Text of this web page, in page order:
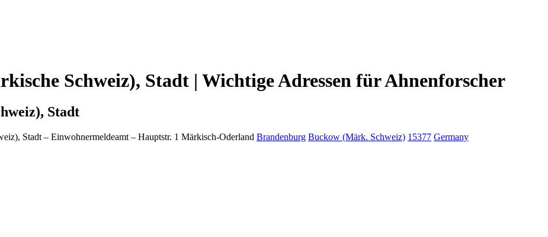
Schweiz), Stadt | Wichtige Adressen für Ahnenforscher
Stadt
Stadt – Einwohnermeldeamt – Hauptstr. 1 Märkisch-Oderland Brandenburg Buckow (Märk. Schweiz) 15377 Germany